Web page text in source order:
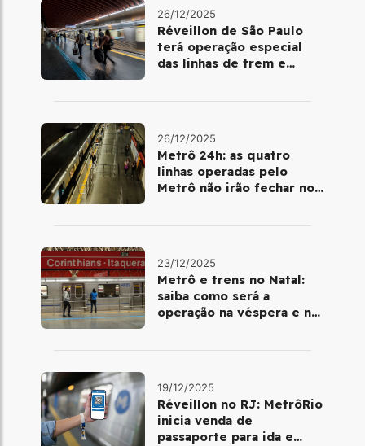
26/12/2025
Réveillon de São Paulo
terá operação especial
das linhas de trem e
26/12/2025
Metrô 24h: as quatro
linhas operadas pelo
Metrô não irão fechar no
23/12/2025
Metrô e trens no Natal:
saiba como será a
operação na véspera e no
19/12/2025
Réveillon no RJ: MetrôRio
inicia venda de
passaporte para ida e